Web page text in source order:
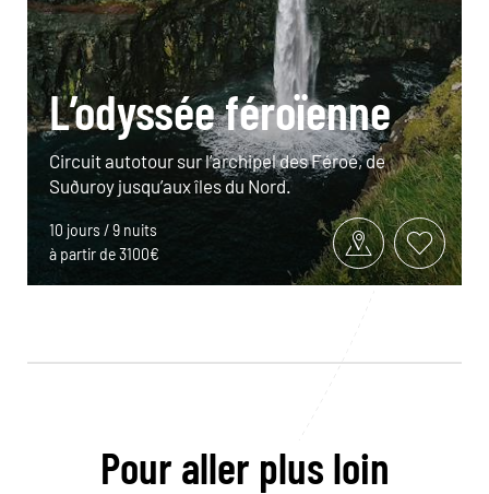
L’odyssée féroïenne
Circuit autotour sur l’archipel des Féroé, de
Suðuroy jusqu’aux îles du Nord.
10 jours / 9 nuits
à partir de 3100€
Pour aller plus loin